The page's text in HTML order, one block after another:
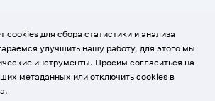
данных
cookies для сбора статистики и анализа
улучшить нашу работу, для этого мы
инструменты. Просим согласиться на
метаданных или отключить cookies в